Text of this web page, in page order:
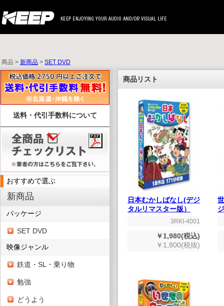
商品 >新商品>SET DVD
送料・代引手数料について
おすすめで選ぶ
新商品
パッケージ
SET DVD
映像ジャンル
鉄道・SL・乗り物
勉強
どうよう
商品リスト
日本むかしばなし(デジ
タルリマスター版）
3RKI-4001
￥1,980(税込)
￥1,800(税抜)